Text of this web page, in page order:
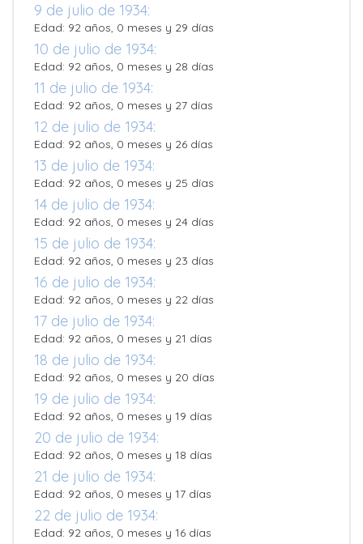
9 de julio de 1934:
Edad: 92 años, 0 meses y 29 días
10 de julio de 1934:
Edad: 92 años, 0 meses y 28 días
11 de julio de 1934:
Edad: 92 años, 0 meses y 27 días
12 de julio de 1934:
Edad: 92 años, 0 meses y 26 días
13 de julio de 1934:
Edad: 92 años, 0 meses y 25 días
14 de julio de 1934:
Edad: 92 años, 0 meses y 24 días
15 de julio de 1934:
Edad: 92 años, 0 meses y 23 días
16 de julio de 1934:
Edad: 92 años, 0 meses y 22 días
17 de julio de 1934:
Edad: 92 años, 0 meses y 21 días
18 de julio de 1934:
Edad: 92 años, 0 meses y 20 días
19 de julio de 1934:
Edad: 92 años, 0 meses y 19 días
20 de julio de 1934:
Edad: 92 años, 0 meses y 18 días
21 de julio de 1934:
Edad: 92 años, 0 meses y 17 días
22 de julio de 1934:
Edad: 92 años, 0 meses y 16 días